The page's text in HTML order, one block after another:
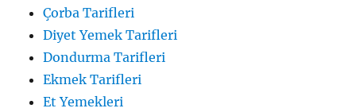
Çorba Tarifleri
Diyet Yemek Tarifleri
Dondurma Tarifleri
Ekmek Tarifleri
Et Yemekleri